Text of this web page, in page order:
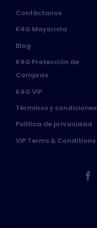
Contáctanos
K4G Mayorista
Blog
K4G Protección de
Compras
K4G VIP
Términos y condiciones
Política de privacidad
VIP Terms & Conditions